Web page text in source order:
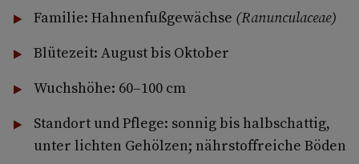
Familie: Hahnenfußgewächse (Ranunculaceae)
Blütezeit: August bis Oktober
Wuchshöhe: 60–100 cm
Standort und Pflege: sonnig bis halbschattig,
unter lichten Gehölzen; nährstoffreiche Böden